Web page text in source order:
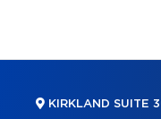
KIRKLAND SUITE